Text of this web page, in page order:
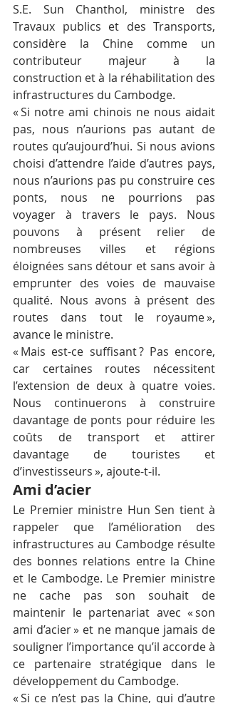
S.E. Sun Chanthol, ministre des
Travaux publics et des Transports,
considère la Chine comme un
contributeur majeur à la
construction et à la réhabilitation des
infrastructures du Cambodge.
« Si notre ami chinois ne nous aidait
pas, nous n’aurions pas autant de
routes qu’aujourd’hui. Si nous avions
choisi d’attendre l’aide d’autres pays,
nous n’aurions pas pu construire ces
ponts, nous ne pourrions pas
voyager à travers le pays. Nous
pouvons à présent relier de
nombreuses villes et régions
éloignées sans détour et sans avoir à
emprunter des voies de mauvaise
qualité. Nous avons à présent des
routes dans tout le royaume »,
avance le ministre.
« Mais est-ce suffisant ? Pas encore,
car certaines routes nécessitent
l’extension de deux à quatre voies.
Nous continuerons à construire
davantage de ponts pour réduire les
coûts de transport et attirer
davantage de touristes et
d’investisseurs », ajoute-t-il.
Ami d’acier
Le Premier ministre Hun Sen tient à
rappeler que l’amélioration des
infrastructures au Cambodge résulte
des bonnes relations entre la Chine
et le Cambodge. Le Premier ministre
ne cache pas son souhait de
maintenir le partenariat avec « son
ami d’acier » et ne manque jamais de
souligner l’importance qu’il accorde à
ce partenaire stratégique dans le
développement du Cambodge.
« Si ce n’est pas la Chine, qui d’autre